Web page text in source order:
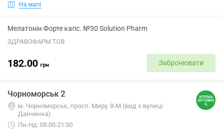
На мапі
Мелатонін Форте капс. №30 Solution Pharm
ЗДРАВОФАРМ ТОВ
182.00 грн Забронювати
Чорноморськ 2
м. Чорноморськ, просп. Миру, 8-М (вхід з вулиці
Данченка)
Пн-Нд: 08:00-21:00